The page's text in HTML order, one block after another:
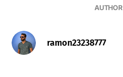
AUTHOR
ramon23238777